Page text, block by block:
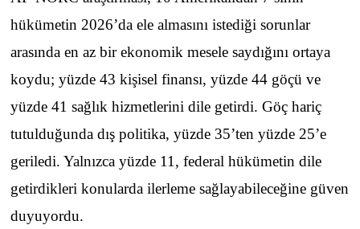
hükümetin 2026’da ele almasını istediği sorunlar
arasında en az bir ekonomik mesele saydığını ortaya
koydu; yüzde 43 kişisel finansı, yüzde 44 göçü ve
yüzde 41 sağlık hizmetlerini dile getirdi. Göç hariç
tutulduğunda dış politika, yüzde 35’ten yüzde 25’e
geriledi. Yalnızca yüzde 11, federal hükümetin dile
getirdikleri konularda ilerleme sağlayabileceğine güven
duyuyordu.